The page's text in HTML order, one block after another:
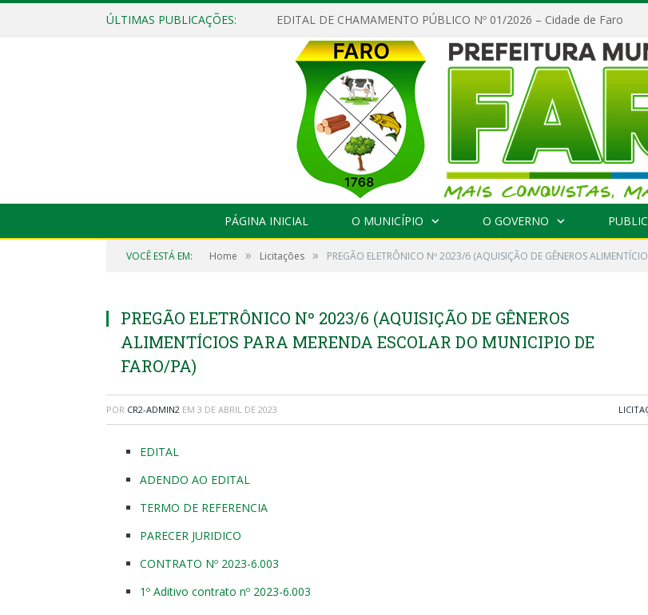
ÚLTIMAS PUBLICAÇÕES: EDITAL DE CHAMAMENTO PÚBLICO Nº 01/2026 – Cidade de Faro
PÁGINA INICIAL O MUNICÍPIO O GOVERNO
VOCÊ ESTÁ EM: Home » Licitações » PREGÃO ELETRÔNICO Nº 2023/6 (AQUISIÇÃO DE GÊNEROS
PREGÃO ELETRÔNICO Nº 2023/6 (AQUISIÇÃO DE GÊNEROS
ALIMENTÍCIOS PARA MERENDA ESCOLAR DO MUNICIPIO DE
FARO/PA)
POR CR2-ADMIN2 EM 3 DE ABRIL DE 2023
EDITAL
ADENDO AO EDITAL
TERMO DE REFERENCIA
PARECER JURIDICO
CONTRATO Nº 2023-6.003
1º Aditivo contrato nº 2023-6.003